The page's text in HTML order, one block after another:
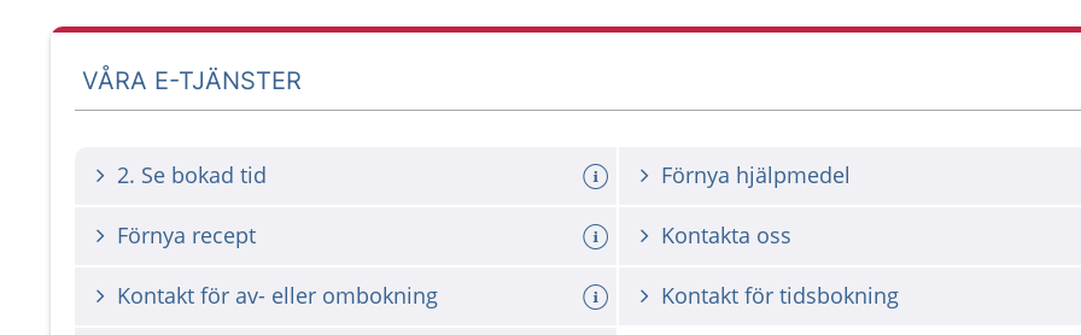
VÅRA E-TJÄNSTER
2. Se bokad tid Förnya hjälpmedel
Förnya recept Kontakta oss
Kontakt för av- eller ombokning Kontakt för tidsbokning